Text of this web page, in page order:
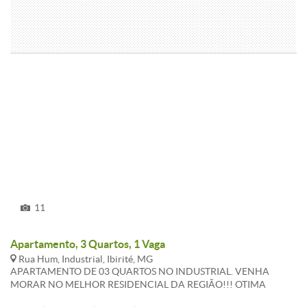
11
Apartamento, 3 Quartos, 1 Vaga
Rua Hum, Industrial, Ibirité, MG
APARTAMENTO DE 03 QUARTOS NO INDUSTRIAL. VENHA
MORAR NO MELHOR RESIDENCIAL DA REGIÃO!!! OTIMA